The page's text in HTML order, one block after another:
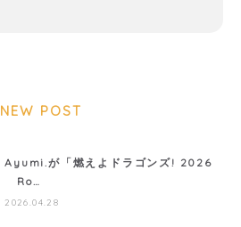
NEW POST
Ayumi.が「燃えよドラゴンズ! 2026
Ro…
2026.04.28